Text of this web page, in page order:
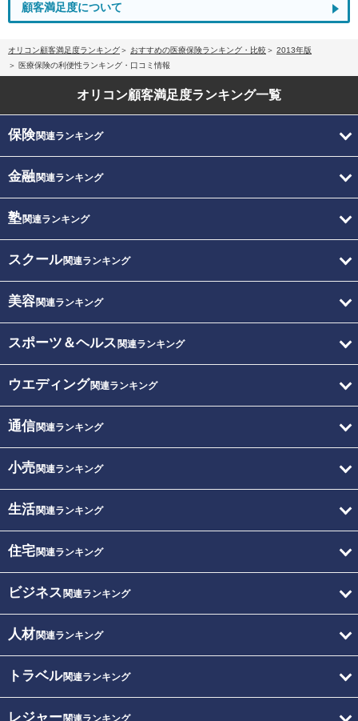
顧客満足度について
オリコン顧客満足度ランキング おすすめの医療保険ランキング・比較
2013年版
医療保険の利便性ランキング・口コミ情報
オリコン顧客満足度ランキング一覧
保険関連ランキング
金融関連ランキング
塾関連ランキング
スクール関連ランキング
美容関連ランキング
スポーツ＆ヘルス 関連ランキング
ウエディング関連ランキング
通信関連ランキング
小売関連ランキング
生活関連ランキング
住宅関連ランキング
ビジネス 関連ランキング
人材関連ランキング
トラベル関連ランキング
レジャー